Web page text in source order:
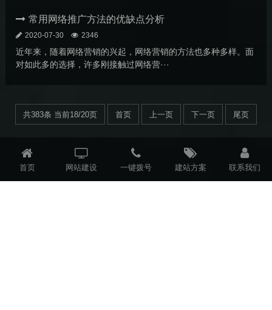
常用网络推广方法的优缺点分析
2020-07-30 2346
近年来，随着网络营销的兴起，网络营销的方法也多种多样。面
对如此多的选择，许多刚接触过网络营···
共383条 当前18/20页 首页 上一页 下一页 尾页
首页 网站建设 一键拨号 建站方案 联系我们